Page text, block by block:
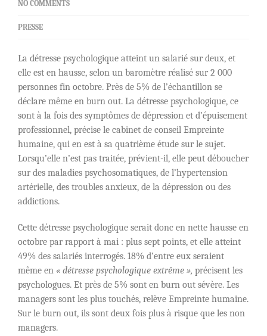
NO COMMENTS
PRESSE
La détresse psychologique atteint un salarié sur deux, et
elle est en hausse, selon un baromètre réalisé sur 2 000
personnes fin octobre. Près de 5% de l’échantillon se
déclare même en burn out. La détresse psychologique, ce
sont à la fois des symptômes de dépression et d’épuisement
professionnel, précise le cabinet de conseil Empreinte
humaine, qui en est à sa quatrième étude sur le sujet.
Lorsqu’elle n’est pas traitée, prévient-il, elle peut déboucher
sur des maladies psychosomatiques, de l’hypertension
artérielle, des troubles anxieux, de la dépression ou des
addictions.
Cette détresse psychologique serait donc en nette hausse en
octobre par rapport à mai : plus sept points, et elle atteint
49% des salariés interrogés. 18% d’entre eux seraient
même en « détresse psychologique extrême », précisent les
psychologues. Et près de 5% sont en burn out sévère. Les
managers sont les plus touchés, relève Empreinte humaine.
Sur le burn out, ils sont deux fois plus à risque que les non
managers.